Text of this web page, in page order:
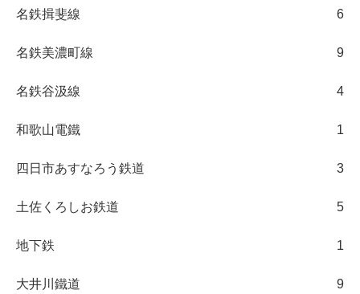
名鉄揖斐線 6
名鉄美濃町線 9
名鉄谷汲線 4
和歌山電鐵 1
四日市あすなろう鉄道 3
土佐くろしお鉄道 5
地下鉄 1
大井川鐵道 9